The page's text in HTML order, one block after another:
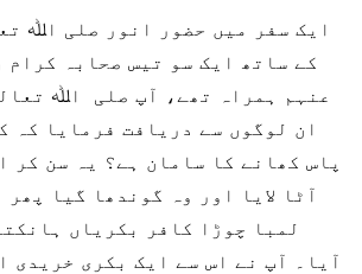
کے ساتھ ایک سو تیس صحابہ کرام
عنہم ہمراہ تھے، آپ صلی اﷲ
ان لوگوں سے دریافت فرمایا کہ
پاس کھانے کا سامان ہے؟ یہ سن کر
آٹا لایا اور وہ گوندھا گیا
لمبا چوڑا کافر بکریاں
آیا۔ آپ نے اس سے ایک بکری خریدی